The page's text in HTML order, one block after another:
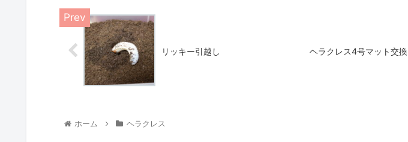
リッキー引越し ヘラクレス4号マット交換
ホーム ヘラクレス